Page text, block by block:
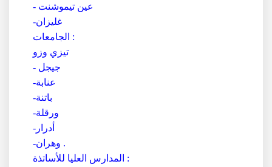
- عين تيموشنت
-غليزان
الجامعات :
تيزي وزو
- جيجل
-عنابة
-باتنة
-ورقلة
-أدرار
-وهران .
المدارس العليا للأساتذة :